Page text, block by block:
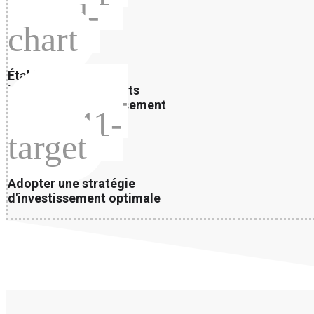
board-
chart
Établir et étudier les
impacts des différents
scénarios d’investissement
agsdix-
c52141-
target
Adopter une stratégie
d'investissement optimale